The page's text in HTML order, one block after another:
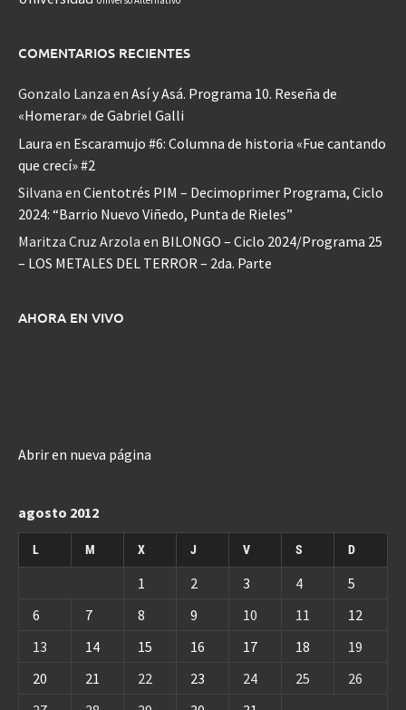
COMENTARIOS RECIENTES
Gonzalo Lanza en Así y Asá. Programa 10. Reseña de
«Homerar» de Gabriel Galli
Laura en Escaramujo #6: Columna de historia «Fue cantando
que crecí» #2
Silvana en Cientotrés PIM – Decimoprimer Programa, Ciclo
2024: “Barrio Nuevo Viñedo, Punta de Rieles”
Maritza Cruz Arzola en BILONGO – Ciclo 2024/Programa 25
– LOS METALES DEL TERROR – 2da. Parte
AHORA EN VIVO
Abrir en nueva página
agosto 2012
L M X J V S D
1 2 3 4
5
6
7 8 9 10 11
12
13
14 15 16 17 18
19
20
21 22 23 24 25
26